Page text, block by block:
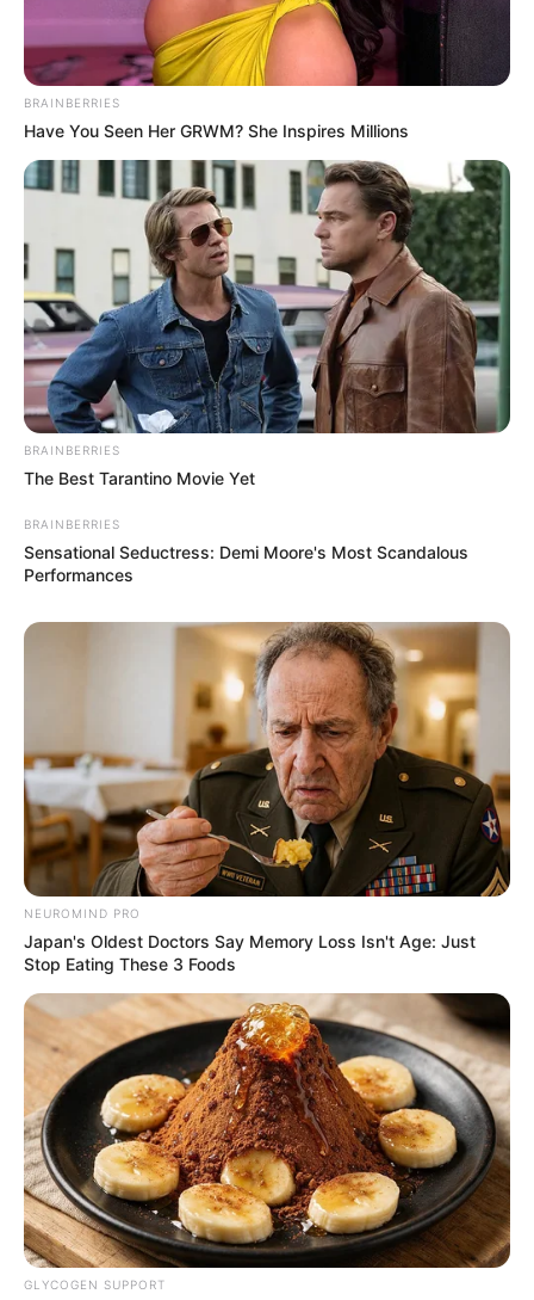
BRAINBERRIES
Have You Seen Her GRWM? She Inspires Millions
BRAINBERRIES
The Best Tarantino Movie Yet
BRAINBERRIES
Sensational Seductress: Demi Moore's Most Scandalous
Performances
NEUROMIND PRO
Japan's Oldest Doctors Say Memory Loss Isn't Age: Just
Stop Eating These 3 Foods
GLYCOGEN SUPPORT